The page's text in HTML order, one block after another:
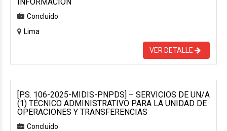
Concluido
Lima
VER DETALLE
[P.S. 106-2025-MIDIS-PNPDS] – SERVICIOS DE UN/A
(1) TÉCNICO ADMINISTRATIVO PARA LA UNIDAD DE
OPERACIONES Y TRANSFERENCIAS
Concluido